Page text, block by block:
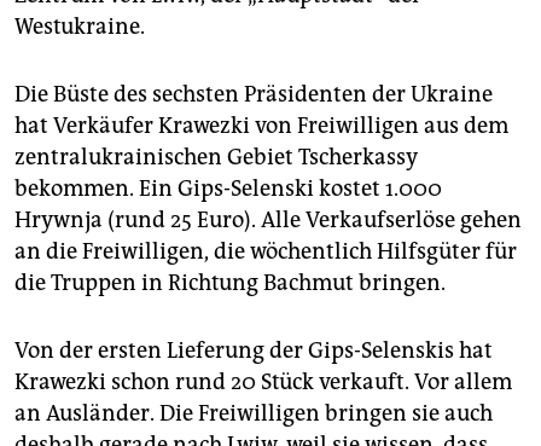
Westukraine.
Die Büste des sechsten Präsidenten der Ukraine
hat Verkäufer Krawezki von Freiwilligen aus dem
zentralukrainischen Gebiet Tscherkassy
bekommen. Ein Gips-Selenski kostet 1.000
Hrywnja (rund 25 Euro). Alle Verkaufserlöse gehen
an die Freiwilligen, die wöchentlich Hilfsgüter für
die Truppen in Richtung Bachmut bringen.
Von der ersten Lieferung der Gips-Selenskis hat
Krawezki schon rund 20 Stück verkauft. Vor allem
an Ausländer. Die Freiwilligen bringen sie auch